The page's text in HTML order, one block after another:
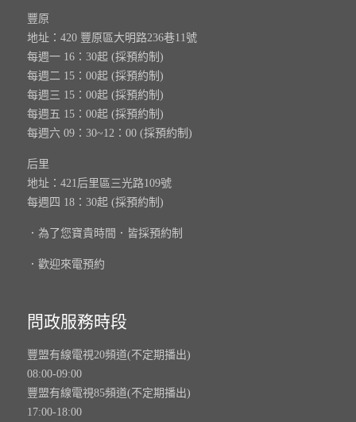
豐原
地址：420 豐原區大明路236巷11號
每週一 16：30起 (採預約制)
每週二 15：00起 (採預約制)
每週三 15：00起 (採預約制)
每週五 15：00起 (採預約制)
每週六 09：30~12：00 (採預約制)
后里
地址：421后里區三光路109號
每週四 18：30起 (採預約制)
．為了您寶貴時間．皆採預約制
．歡迎來電預約
問政服務時段
豐盟有線電視20頻道(不定期播出)
08:00-09:00
豐盟有線電視85頻道(不定期播出)
17:00-18:00